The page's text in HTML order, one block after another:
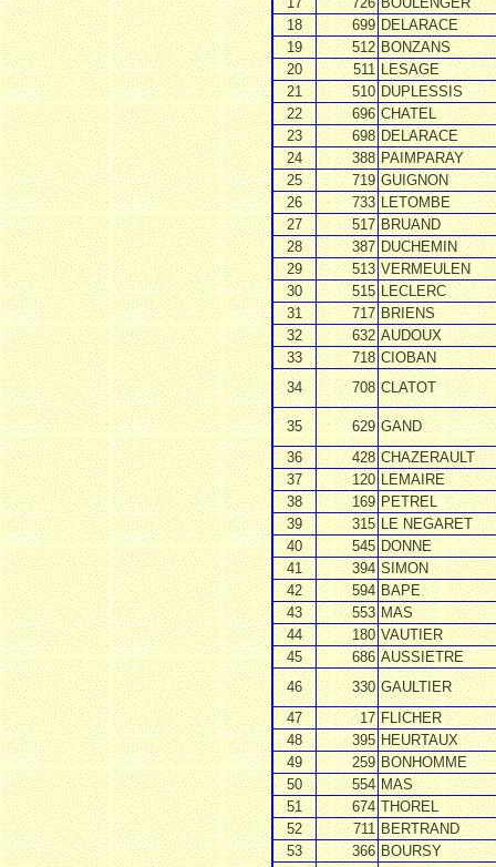
18
699 DELARACE
19
512 BONZANS
20
511 LESAGE
21
510 DUPLESSIS
22
696 CHATEL
23
698 DELARACE
24
388 PAIMPARAY
25
719 GUIGNON
26
733 LETOMBE
27
517 BRUAND
28
387 DUCHEMIN
29
513 VERMEULEN
30
515 LECLERC
31
717 BRIENS
32
632 AUDOUX
33
718 CIOBAN
34
708 CLATOT
35 629 GAND
36
428 CHAZERAULT
37
120 LEMAIRE
38
169 PETREL
39
315 LE NEGARET
40
545 DONNE
41
394 SIMON
42
594 BAPE
43
553 MAS
44
180 VAUTIER
45
686 AUSSIETRE
46
330 GAULTIER
47
17 FLICHER
48
395 HEURTAUX
49
259 BONHOMME
50
554 MAS
51
674 THOREL
52
711 BERTRAND
53
366 BOURSY